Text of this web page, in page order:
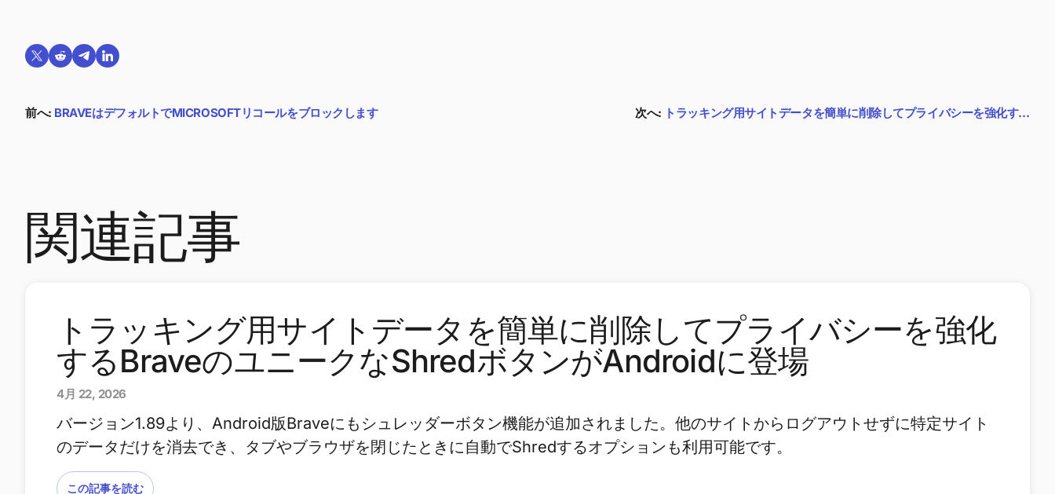
Twitterで共有する
Reddit で共有
Telegramで共有
LinkedInで共有
前へ: BRAVEはデフォルトでMICROSOFTリコールをブロックします 次へ: トラッキング用サイトデータを簡単に削除してプライバシーを強化す…
関連記事
トラッキング用サイトデータを簡単に削除してプライバシーを強化
するBraveのユニークなShredボタンがAndroidに登場
4月 22, 2026
バージョン1.89より、Android版Braveにもシュレッダーボタン機能が追加されました。他のサイトからログアウトせずに特定サイト
のデータだけを消去でき、タブやブラウザを閉じたときに自動でShredするオプションも利用可能です。
この記事を読む